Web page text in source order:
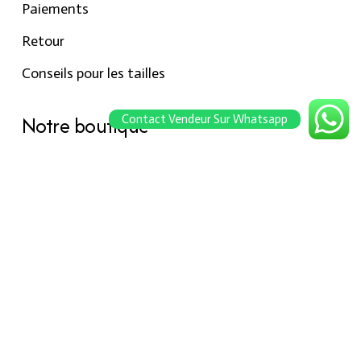
Paiements
Retour
Conseils pour les tailles
Notre boutiqueContact Vendeur Sur Whatsapp